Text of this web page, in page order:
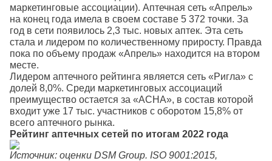
маркетинговые ассоциации). Аптечная сеть «Апрель»
на конец года имела в своем составе 5 372 точки. За
год в сети появилось 2,3 тыс. новых аптек. Эта сеть
стала и лидером по количественному приросту. Правда
пока по объему продаж «Апрель» находится на втором
месте.
Лидером аптечного рейтинга является сеть «Ригла» с
долей 8,0%. Среди маркетинговых ассоциаций
преимущество остается за «АСНА», в состав которой
входит уже 17 тыс. участников с оборотом 15,8% от
всего аптечного рынка.
Рейтинг аптечных сетей по итогам 2022 года
Источник: оценки DSM Group. ISO 9001:2015,